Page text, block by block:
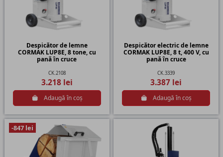
Despicător de lemne
CORMAK LUP8E, 8 tone, cu
pană în cruce
CK.2108
3.218 lei
Adaugă în coș
Despicător electric de lemne
CORMAK LUP8E, 8 t, 400 V, cu
pană în cruce
CK.3339
3.387 lei
Adaugă în coș
-847 lei